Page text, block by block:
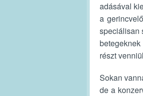
adásával
a
speciálisan
részt
Sokan
de a